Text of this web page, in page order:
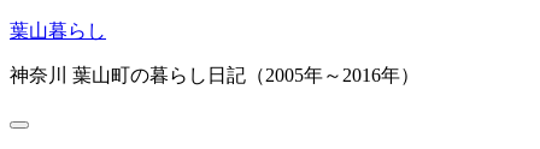
コ
テ
ツ
葉山暮らし
神奈川 葉山町の暮らし日記（2005年～2016年）